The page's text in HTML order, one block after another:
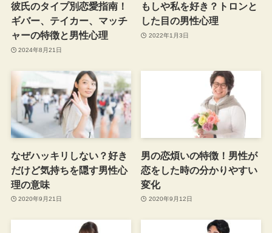
彼氏のタイプ別恋愛指南！
ギバー、テイカー、マッチ
ャーの特徴と男性心理
2024年8月21日
もしや私を好き？トロンと
した目の男性心理
2022年1月3日
なぜハッキリしない？好き
だけど気持ちを隠す男性心
理の意味
2020年9月21日
男の恋煩いの特徴！男性が
恋をした時の分かりやすい
変化
2020年9月12日